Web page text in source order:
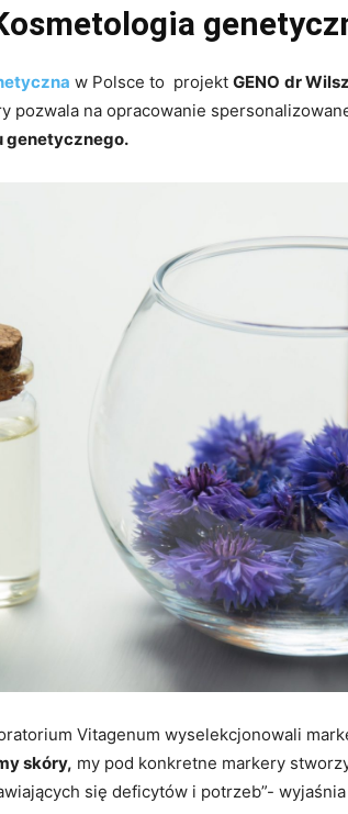
w Polsce to projekt GENO dr
pozwala na opracowanie
genetycznego.
Vitagenum wyselekcjonowali
skóry, my pod konkretne markery
się deficytów i potrzeb”- wyjaśnia